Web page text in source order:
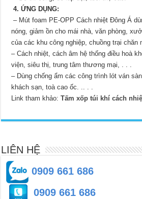
4. ỨNG DỤNG:
– Mút foam PE-OPP Cách nhiệt Đông Á
nóng, giảm ồn cho mái nhà, văn phòng,
của các khu công nghiệp, chuồng trại chăn
– Cách nhiệt, cách âm hệ thống điều hoà
viện, siêu thị, trung tâm thương mại, . . .
– Dùng chống ẩm các công trình lót ván
khách sạn, toà cao ốc. .. . .
Link tham khảo:Tấm xốp túi khí cách
LIÊN HỆ
0909 661 686
0909 661 686